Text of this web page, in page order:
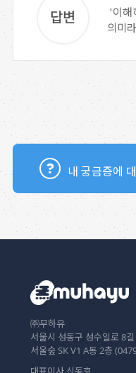
'이해
의미
내 궁금증에
㈜무하유
서울시 성동구 성수일로 8
서울숲 SK V1 A동 2층